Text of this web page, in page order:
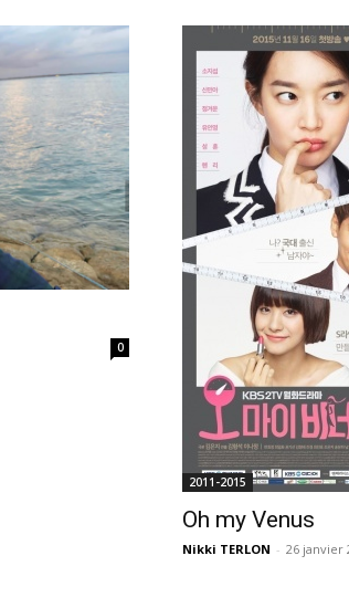
0
2011-2015
Oh my Venus
Nikki TERLON - 26 janvier